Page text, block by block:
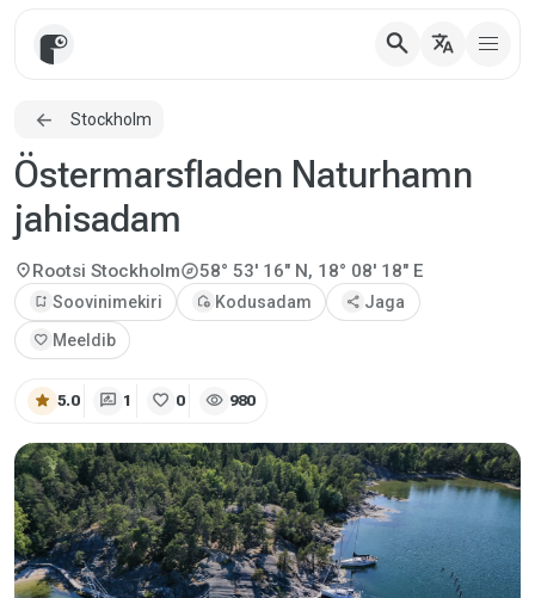
search translate
Stockholm
Östermarsfladen Naturhamn
jahisadam
location_onRootsi Stockholmexplore58° 53' 16" N, 18° 08' 18" E
bookmark_add Soovinimekiri add_home Kodusadam share Jaga
favorite Meeldib
star 5.0 rate_review 1 favorite 0 visibility 980